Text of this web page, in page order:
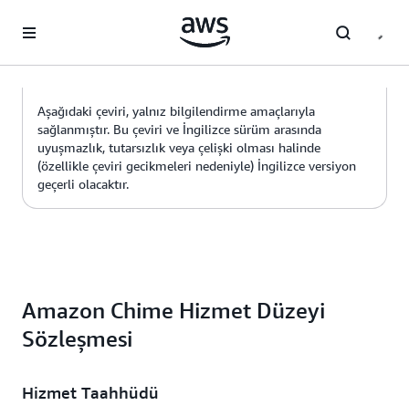
Aşağıdaki çeviri, yalnız bilgilendirme amaçlarıyla
sağlanmıştır. Bu çeviri ve İngilizce sürüm arasında
uyuşmazlık, tutarsızlık veya çelişki olması halinde
(özellikle çeviri gecikmeleri nedeniyle) İngilizce versiyon
geçerli olacaktır.
Amazon Chime Hizmet Düzeyi
Sözleşmesi
Hizmet Taahhüdü